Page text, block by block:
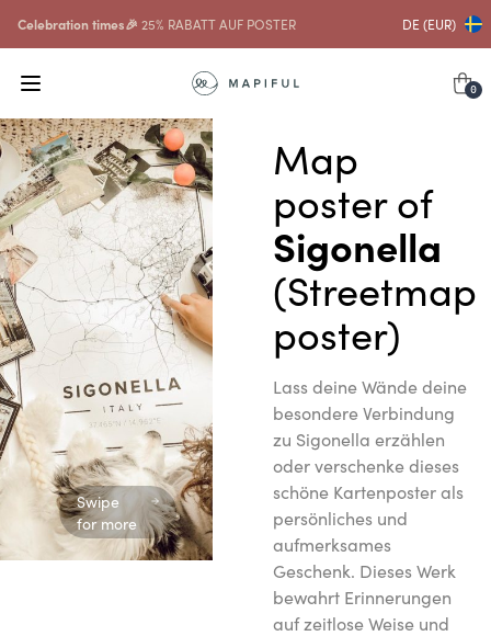
Celebration times🎉 25% RABATT AUF POSTER DE (EUR)
0
Swipe
for more
Map
poster of
Sigonella
(Streetmap
poster)
Lass deine Wände deine
besondere Verbindung
zu Sigonella erzählen
oder verschenke dieses
schöne Kartenposter als
persönliches und
aufmerksames
Geschenk. Dieses Werk
bewahrt Erinnerungen
auf zeitlose Weise und